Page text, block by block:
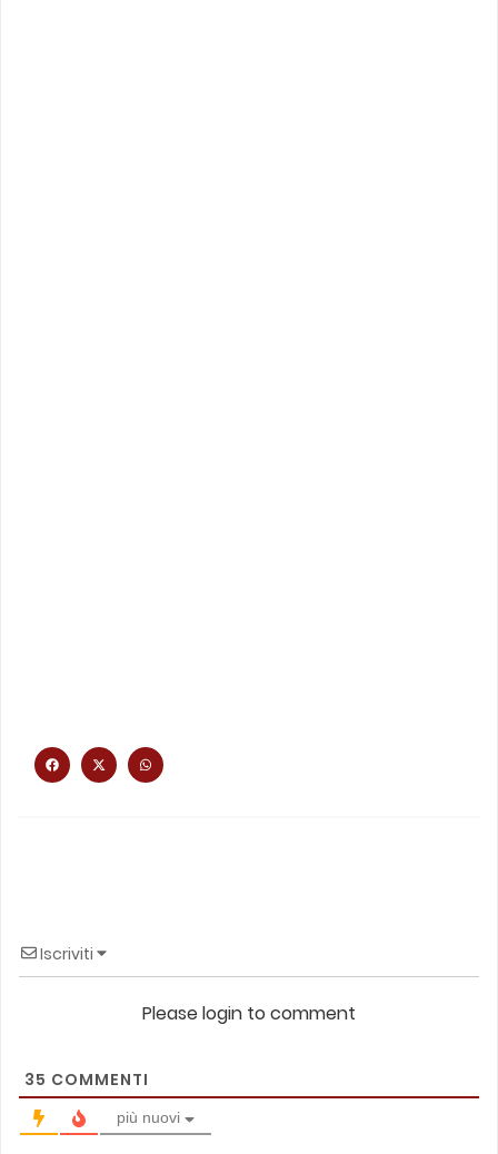
Iscriviti
Please login to comment
35 COMMENTI
più nuovi